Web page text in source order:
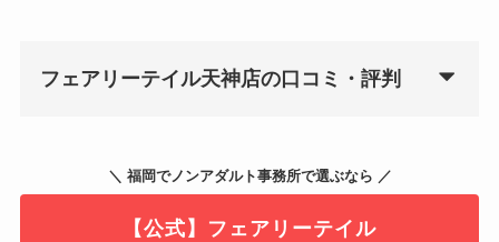
フェアリーテイル天神店の口コミ・評判
＼ 福岡でノンアダルト事務所で選ぶなら ／
【公式】フェアリーテイル